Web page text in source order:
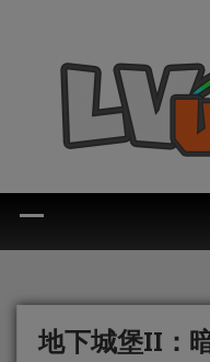
地下城堡II：